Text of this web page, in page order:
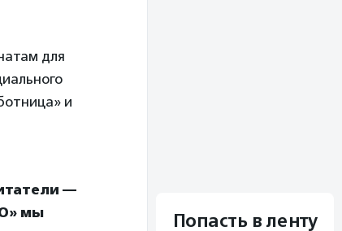
для
и
—
мы
Попасть в ленту